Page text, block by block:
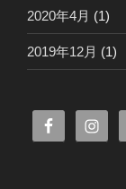
2020年4月 (1)
2019年12月 (1)